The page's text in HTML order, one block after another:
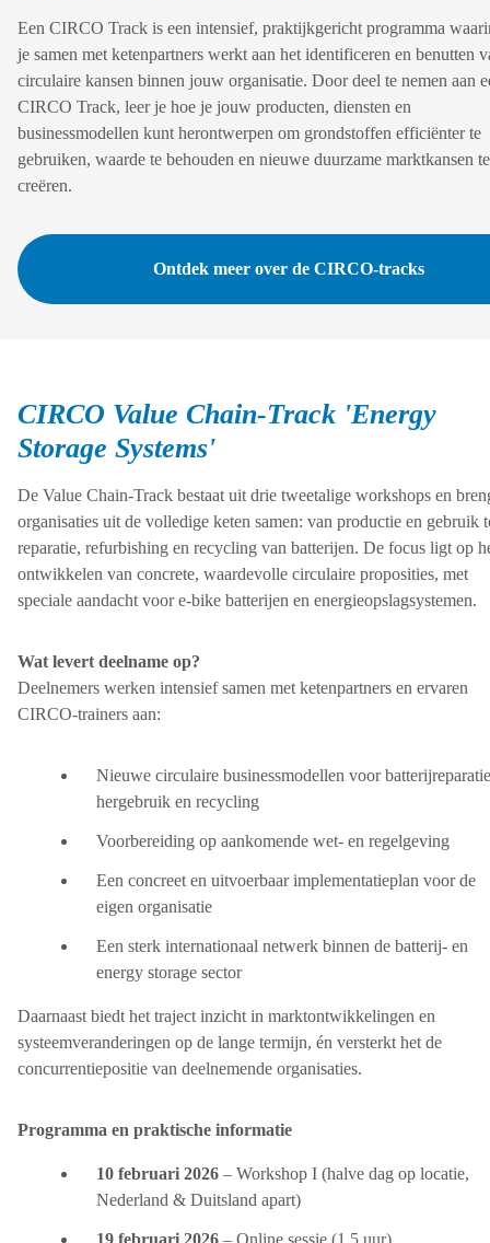
Een CIRCO Track is een intensief, praktijkgericht programma
je samen met ketenpartners werkt aan het identificeren en benutten
circulaire kansen binnen jouw organisatie. Door deel te nemen aan
CIRCO Track, leer je hoe je jouw producten, diensten en
businessmodellen kunt herontwerpen om grondstoffen efficiënter te
gebruiken, waarde te behouden en nieuwe duurzame marktkansen te
creëren.
Ontdek meer over de CIRCO-tracks
CIRCO Value Chain-Track 'Energy
Storage Systems'
De Value Chain-Track bestaat uit drie tweetalige workshops en
organisaties uit de volledige keten samen: van productie en gebruik
reparatie, refurbishing en recycling van batterijen. De focus ligt op
ontwikkelen van concrete, waardevolle circulaire proposities, met
speciale aandacht voor e-bike batterijen en energieopslagsystemen.
Wat levert deelname op?
Deelnemers werken intensief samen met ketenpartners en ervaren
CIRCO-trainers aan:
Nieuwe circulaire businessmodellen voor
hergebruik en recycling
Voorbereiding op aankomende wet- en regelgeving
Een concreet en uitvoerbaar implementatieplan voor de
eigen organisatie
Een sterk internationaal netwerk binnen de batterij- en
energy storage sector
Daarnaast biedt het traject inzicht in marktontwikkelingen en
systeemveranderingen op de lange termijn, én versterkt het de
concurrentiepositie van deelnemende organisaties.
Programma en praktische informatie
10 februari 2026 – Workshop I (halve dag op locatie,
Nederland & Duitsland apart)